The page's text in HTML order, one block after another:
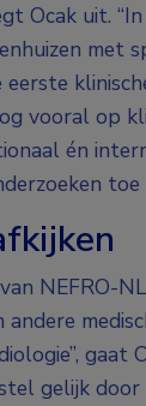
Ocak uit.
met
eerste
vooral op
én
toe
NEFRO-
gaat
gelijk